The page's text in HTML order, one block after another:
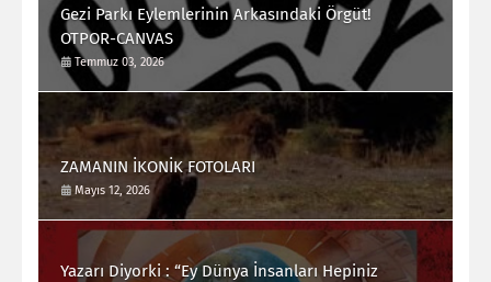
Gezi Parkı Eylemlerinin Arkasındaki Örgüt!
OTPOR-CANVAS
Temmuz 03, 2026
ZAMANIN İKONİK FOTOLARI
Mayıs 12, 2026
Yazarı Diyorki : “Ey Dünya İnsanları Hepiniz